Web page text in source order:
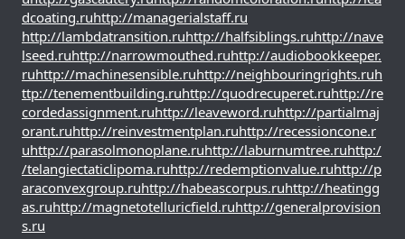
dcoating.ruhttp://managerialstaff.ru
http://lambdatransition.ruhttp://halfsiblings.ruhttp://nave
lseed.ruhttp://narrowmouthed.ruhttp://audiobookkeeper.
ruhttp://machinesensible.ruhttp://neighbouringrights.ruh
ttp://tenementbuilding.ruhttp://quodrecuperet.ruhttp://re
cordedassignment.ruhttp://leaveword.ruhttp://partialmaj
orant.ruhttp://reinvestmentplan.ruhttp://recessioncone.r
uhttp://parasolmonoplane.ruhttp://laburnumtree.ruhttp:/
/telangiectaticlipoma.ruhttp://redemptionvalue.ruhttp://p
araconvexgroup.ruhttp://habeascorpus.ruhttp://heatingg
as.ruhttp://magnetotelluricfield.ruhttp://generalprovision
s.ru